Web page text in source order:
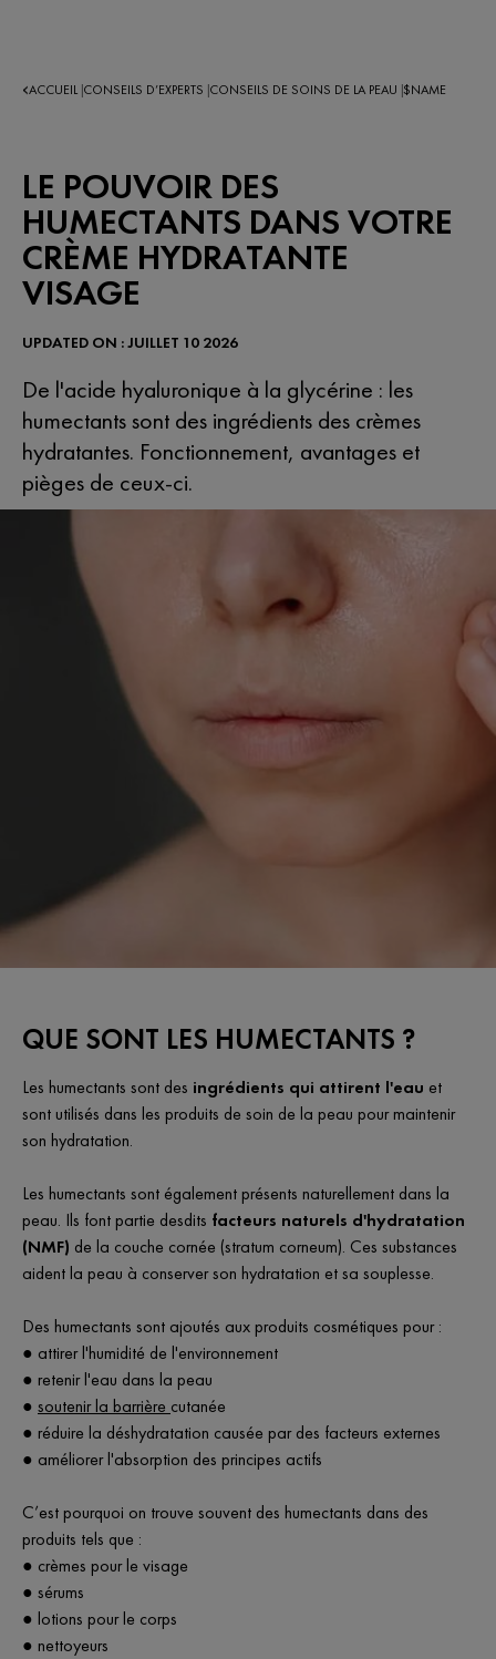
ACCUEIL CONSEILS D’EXPERTS​ CONSEILS DE SOINS DE LA PEAU $NAME
LE POUVOIR DES
HUMECTANTS DANS VOTRE
CRÈME HYDRATANTE
VISAGE
De l'acide hyaluronique à la glycérine : les
humectants sont des ingrédients des crèmes
hydratantes. Fonctionnement, avantages et
pièges de ceux-ci.
UPDATED ON : JUILLET 10 2026
QUE SONT LES HUMECTANTS ?
Les humectants sont des ingrédients qui attirent l'eau et
sont utilisés dans les produits de soin de la peau pour maintenir
son hydratation.
Les humectants sont également présents naturellement dans la
peau. Ils font partie desdits facteurs naturels d'hydratation
(NMF) de la couche cornée (stratum corneum). Ces substances
aident la peau à conserver son hydratation et sa souplesse.
Des humectants sont ajoutés aux produits cosmétiques pour :
● attirer l'humidité de l'environnement
● retenir l'eau dans la peau
● soutenir la barrière cutanée
● réduire la déshydratation causée par des facteurs externes
● améliorer l'absorption des principes actifs
C’est pourquoi on trouve souvent des humectants dans des
produits tels que :
● crèmes pour le visage
● sérums
● lotions pour le corps
● nettoyeurs